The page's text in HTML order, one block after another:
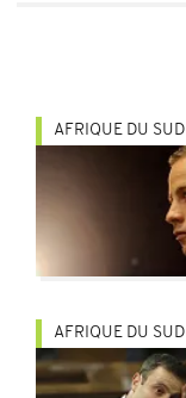
AFRIQUE DU SUD
AFRIQUE DU SUD